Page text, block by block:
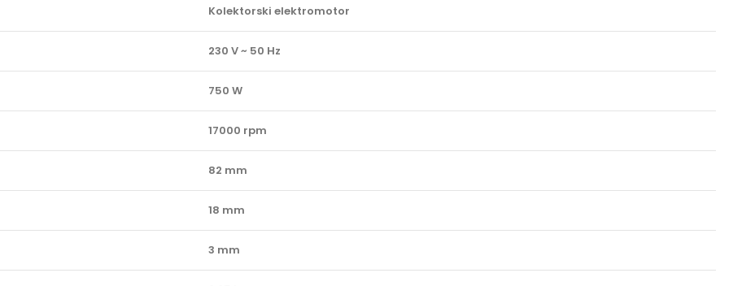
Kolektorski elektromotor
230 V ~ 50 Hz
750 W
17000 rpm
82 mm
18 mm
3 mm